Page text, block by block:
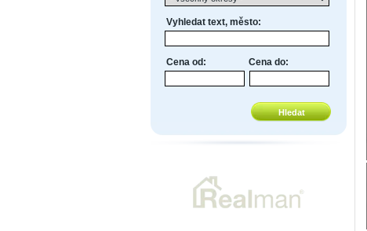
Vyhledat text, město:
Cena od: Cena do: